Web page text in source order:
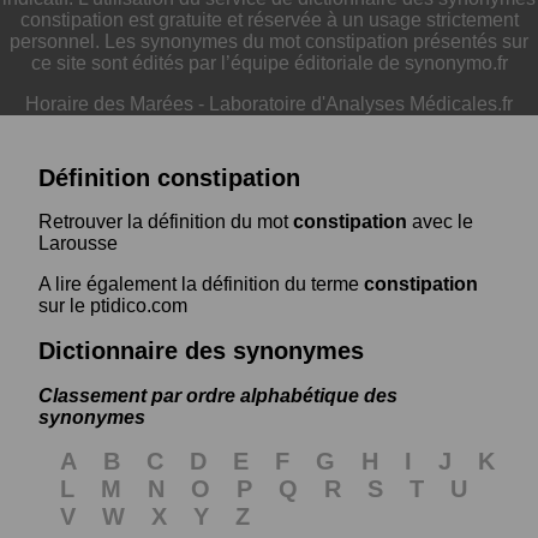
constipation est gratuite et réservée à un usage strictement
personnel. Les synonymes du mot constipation présentés sur
ce site sont édités par l’équipe éditoriale de synonymo.fr
Horaire des Marées - Laboratoire d'Analyses Médicales.fr
Définition constipation
Retrouver la définition du motconstipation avec le
Larousse
A lire également la définition du terme constipation
sur le ptidico.com
Dictionnaire des synonymes
Classement par ordre alphabétique des
synonymes
A B C D E F G H I J
K
L
M N O P Q R S T
U
V
W X Y Z